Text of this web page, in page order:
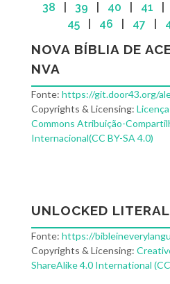
38
39 40 41
45| 46 47
NOVA BÍBLIA DE
NVA
Fonte: https://git.door43.org/
Copyrights & Licensing:
Commons Atribuição-
Internacional(CC BY-SA 4.0)
UNLOCKED
Fonte: https://
Copyrights & Licensing:
ShareAlike 4.0 International